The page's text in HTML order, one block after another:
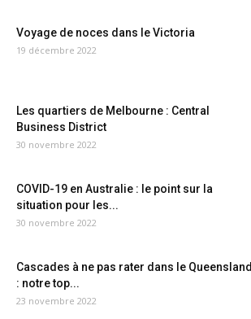
Voyage de noces dans le Victoria
19 décembre 2022
Les quartiers de Melbourne : Central
Business District
30 novembre 2022
COVID-19 en Australie : le point sur la
situation pour les...
30 novembre 2022
Cascades à ne pas rater dans le Queensland
: notre top...
23 novembre 2022